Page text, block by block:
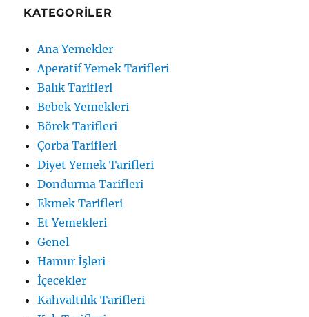
KATEGORILER
Ana Yemekler
Aperatif Yemek Tarifleri
Balık Tarifleri
Bebek Yemekleri
Börek Tarifleri
Çorba Tarifleri
Diyet Yemek Tarifleri
Dondurma Tarifleri
Ekmek Tarifleri
Et Yemekleri
Genel
Hamur İşleri
İçecekler
Kahvaltılık Tarifleri